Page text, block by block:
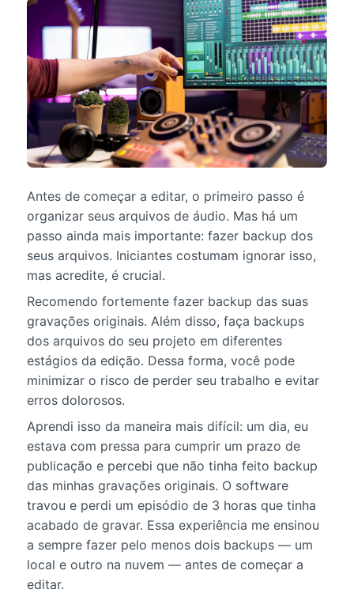
Antes de começar a editar, o primeiro passo é
organizar seus arquivos de áudio. Mas há um
passo ainda mais importante: fazer backup dos
seus arquivos. Iniciantes costumam ignorar isso,
mas acredite, é crucial.
Recomendo fortemente fazer backup das suas
gravações originais. Além disso, faça backups
dos arquivos do seu projeto em diferentes
estágios da edição. Dessa forma, você pode
minimizar o risco de perder seu trabalho e evitar
erros dolorosos.
Aprendi isso da maneira mais difícil: um dia, eu
estava com pressa para cumprir um prazo de
publicação e percebi que não tinha feito backup
das minhas gravações originais. O software
travou e perdi um episódio de 3 horas que tinha
acabado de gravar. Essa experiência me ensinou
a sempre fazer pelo menos dois backups — um
local e outro na nuvem — antes de começar a
editar.